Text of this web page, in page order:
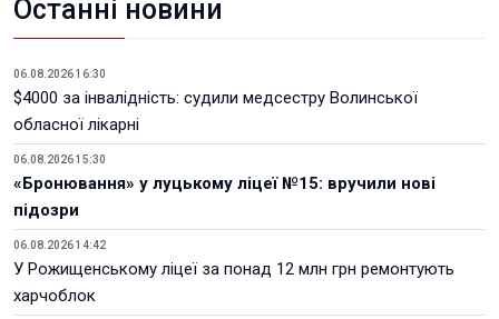
Останні новини
06.08.2026 16:30
$4000 за інвалідність: судили медсестру Волинської
обласної лікарні
06.08.2026 15:30
«Бронювання» у луцькому ліцеї №15: вручили нові
підозри
06.08.2026 14:42
У Рожищенському ліцеї за понад 12 млн грн ремонтують
харчоблок